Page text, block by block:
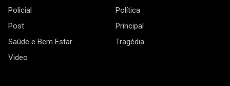
Policial
Política
Post
Principal
Saúde e Bem Estar
Tragédia
Video